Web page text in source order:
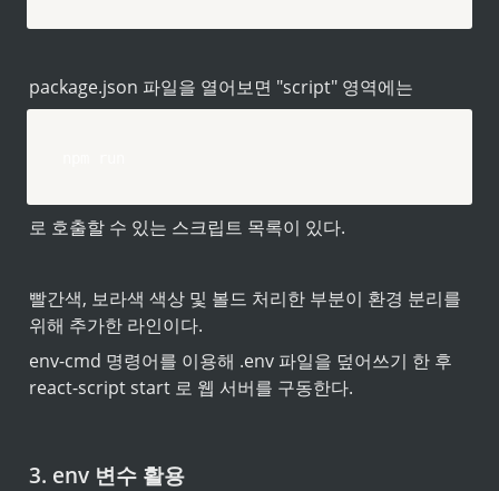
package.json 파일을 열어보면 "script" 영역에는
로 호출할 수 있는 스크립트 목록이 있다.
빨간색, 보라색 색상 및 볼드 처리한 부분이 환경 분리를
위해 추가한 라인이다.
env-cmd 명령어를 이용해 .env 파일을 덮어쓰기 한 후
react-script start 로 웹 서버를 구동한다.
3. env 변수 활용